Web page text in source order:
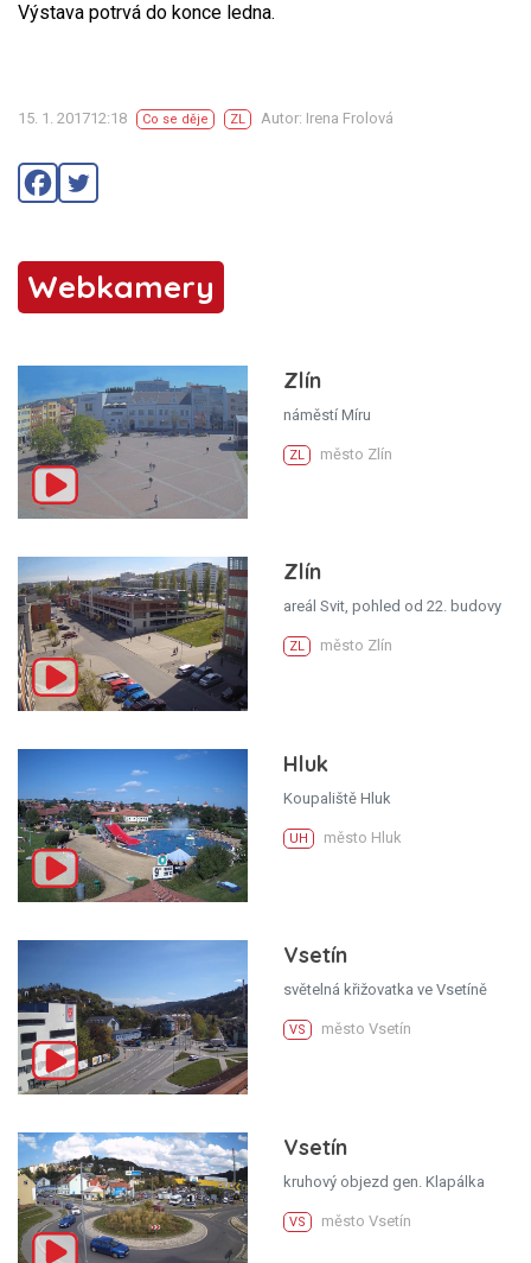
Výstava potrvá do konce ledna.
15. 1. 201712:18 Co se děje ZL Autor: Irena Frolová
Webkamery
Zlín
náměstí Míru
ZL město Zlín
Zlín
areál Svit, pohled od 22. budovy
ZL město Zlín
Hluk
Koupaliště Hluk
UH město Hluk
Vsetín
světelná křižovatka ve Vsetíně
VS město Vsetín
Vsetín
kruhový objezd gen. Klapálka
VS město Vsetín